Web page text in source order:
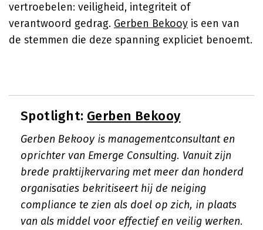
vertroebelen: veiligheid, integriteit of
verantwoord gedrag. Gerben Bekooy is een van
de stemmen die deze spanning expliciet benoemt.
Spotlight: Gerben Bekooy
Gerben Bekooy is managementconsultant en
oprichter van Emerge Consulting. Vanuit zijn
brede praktijkervaring met meer dan honderd
organisaties bekritiseert hij de neiging
compliance te zien als doel op zich, in plaats
van als middel voor effectief en veilig werken.